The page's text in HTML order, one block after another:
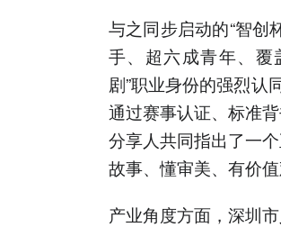
与之同步启动的“智创
手、超六成青年、覆
剧”职业身份的强烈认
通过赛事认证、标准
分享人共同指出了一
故事、懂审美、有价
产业角度方面，深圳